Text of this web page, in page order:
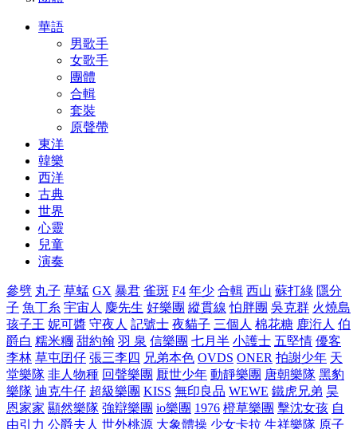
華語
男歌手
女歌手
團體
合輯
套裝
原聲帶
東洋
韓樂
西洋
古典
世界
心靈
兒童
演奏
參劈 丸子 草蜢 GX 暴君 雀斑 F4 年少 合輯 西山 蘇打綠 隱分
子 魚丁糸 宇宙人 麋先生 好樂團 縱貫線 怕胖團 吳克群 火燒島
孩子王 妮可醬 守夜人 記號士 夜貓子 三個人 棉花糖 鹿洐人 伯
爵白 糯米糰 甜約翰 羽 泉 信樂團 七月半 小護士 五堅情 優客
李林 草屯囝仔 張三李四 兄弟本色 OVDS ONER 拍謝少年 天
堂樂隊 非人物種 回聲樂團 厭世少年 動靜樂團 唐朝樂隊 黑豹
樂隊 迪克牛仔 超級樂團 KISS 無印良品 WEWE 鐵虎兄弟 昊
恩家家 顯然樂隊 強辯樂團 io樂團 1976 橙草樂團 擊沈女孩 自
由引力 公爵夫人 世外桃源 大象體操 少女卡拉 生祥樂隊 原子